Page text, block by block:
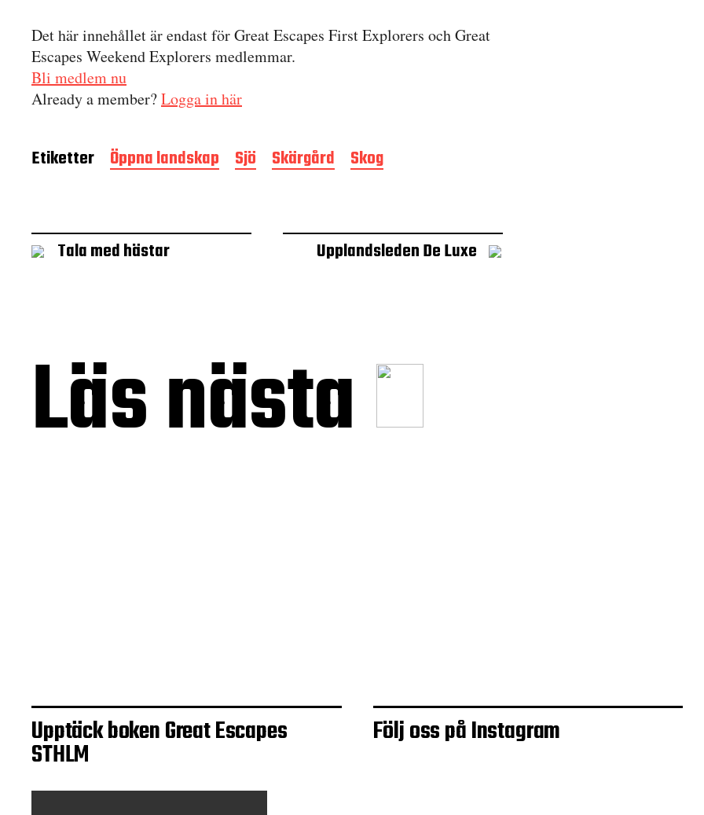
Det här innehållet är endast för Great Escapes First Explorers och Great
Escapes Weekend Explorers medlemmar.
Bli medlem nu
Already a member?Logga in här
Etiketter Öppna landskap Sjö Skärgård Skog
Tala med hästar Upplandsleden De Luxe
Läs nästa
Upptäck boken Great Escapes
STHLM
Följ oss på Instagram